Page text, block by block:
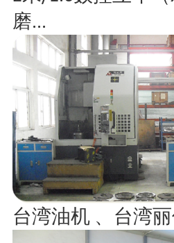
磨...
台湾油机 、台湾